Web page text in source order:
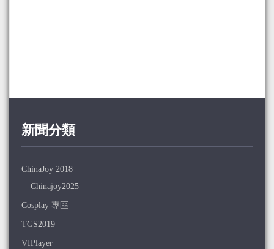
新聞分類
ChinaJoy 2018
Chinajoy2025
Cosplay 專區
TGS2019
VIPlayer